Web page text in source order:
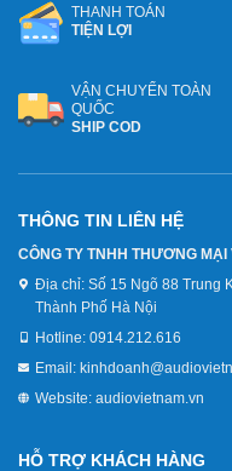
THANH TOÁN
TIỆN LỢI
VẬN CHUYỂN TOÀN
QUỐC
SHIP COD
THÔNG TIN LIÊN HỆ
CÔNG TY TNHH THƯƠNG
Địa chỉ: Số 15 Ngõ 88 Trung
Thành Phố Hà Nội
Hotline: 0914.212.616
Email:
Website: audiovietnam.vn
HỖ TRỢ KHÁCH HÀNG